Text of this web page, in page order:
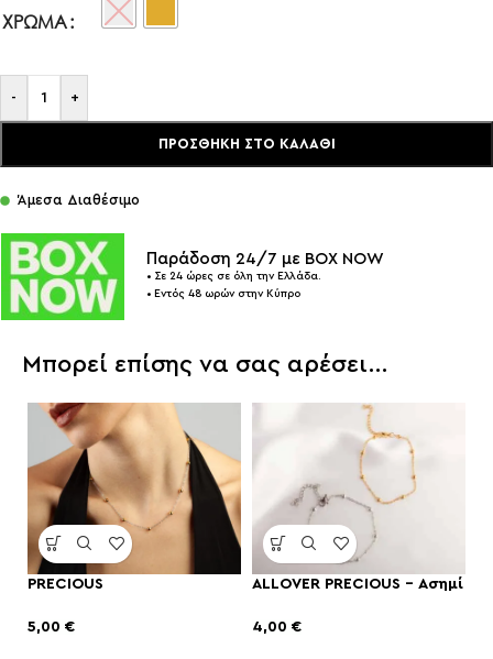
ΧΡΏΜΑ
- +
ΠΡΟΣΘΉΚΗ ΣΤΟ ΚΑΛΆΘΙ
Άμεσα Διαθέσιμο
Παράδοση 24/7 με BOX NOW
• Σε 24 ώρες σε όλη την Ελλάδα.
• Εντός 48 ωρών στην Κύπρο
Μπορεί επίσης να σας αρέσει…
PRECIOUS
5,00 €
ALLOVER PRECIOUS – Ασημί
4,00 €